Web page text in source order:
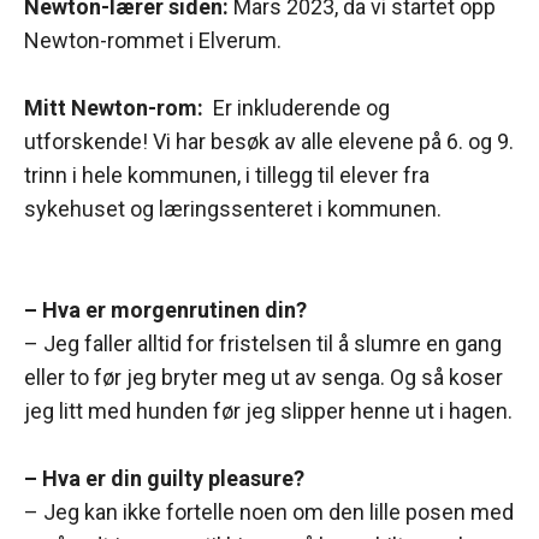
Newton-lærer siden: Mars 2023, da vi startet opp
Newton-rommet i Elverum.
Mitt Newton-rom: Er inkluderende og
utforskende! Vi har besøk av alle elevene på 6. og 9.
trinn i hele kommunen, i tillegg til elever fra
sykehuset og læringssenteret i kommunen.
– Hva er morgenrutinen din?
– Jeg faller alltid for fristelsen til å slumre en gang
eller to før jeg bryter meg ut av senga. Og så koser
jeg litt med hunden før jeg slipper henne ut i hagen.
– Hva er din guilty pleasure?
– Jeg kan ikke fortelle noen om den lille posen med